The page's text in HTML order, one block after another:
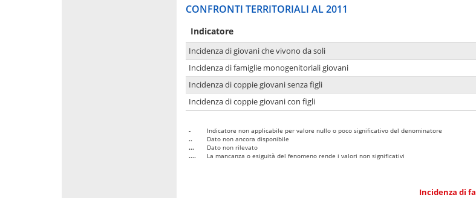
CONFRONTI TERRITORIALI AL 2011
Indicatore
Incidenza di giovani che vivono da soli
Incidenza di famiglie monogenitoriali giovani
Incidenza di coppie giovani senza figli
Incidenza di coppie giovani con figli
-
Indicatore non applicabile per valore nullo o poco significativo del denominatore
..
Dato non ancora disponibile
...
Dato non rilevato
....
La mancanza o esiguità del fenomeno rende i valori non significativi
Incidenza di